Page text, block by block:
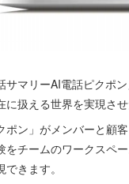
サマリーAI電話ピクポ
に扱える世界を実現させ
ポン」がメンバーと顧
をチームのワークスペ
できます。